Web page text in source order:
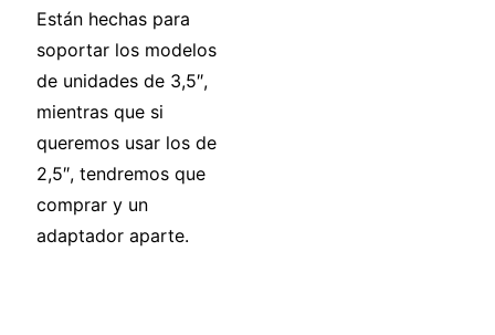
Están hechas para
soportar los modelos
de unidades de 3,5″,
mientras que si
queremos usar los de
2,5″, tendremos que
comprar y un
adaptador aparte.